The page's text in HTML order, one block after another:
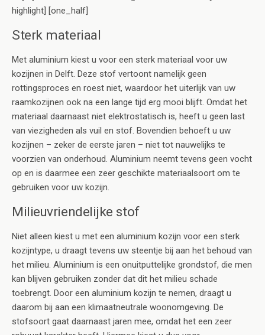
highlight] [one_half]
Sterk materiaal
Met aluminium kiest u voor een sterk materiaal voor uw
kozijnen in Delft. Deze stof vertoont namelijk geen
rottingsproces en roest niet, waardoor het uiterlijk van uw
raamkozijnen ook na een lange tijd erg mooi blijft. Omdat het
materiaal daarnaast niet elektrostatisch is, heeft u geen last
van viezigheden als vuil en stof. Bovendien behoeft u uw
kozijnen – zeker de eerste jaren – niet tot nauwelijks te
voorzien van onderhoud. Aluminium neemt tevens geen vocht
op en is daarmee een zeer geschikte materiaalsoort om te
gebruiken voor uw kozijn.
Milieuvriendelijke stof
Niet alleen kiest u met een aluminium kozijn voor een sterk
kozijntype, u draagt tevens uw steentje bij aan het behoud van
het milieu. Aluminium is een onuitputtelijke grondstof, die men
kan blijven gebruiken zonder dat dit het milieu schade
toebrengt. Door een aluminium kozijn te nemen, draagt u
daarom bij aan een klimaatneutrale woonomgeving. De
stofsoort gaat daarnaast jaren mee, omdat het een zeer